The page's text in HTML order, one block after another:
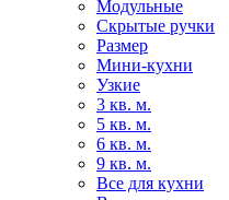
Модульные
Скрытые ручки
Размер
Мини-кухни
Узкие
3 кв. м.
5 кв. м.
6 кв. м.
9 кв. м.
Все для кухни